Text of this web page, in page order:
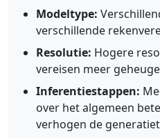
Modeltype:
verschillende
Resolutie: Hogere
vereisen meer
Inferentiestappen:
over het algemeen
verhogen de